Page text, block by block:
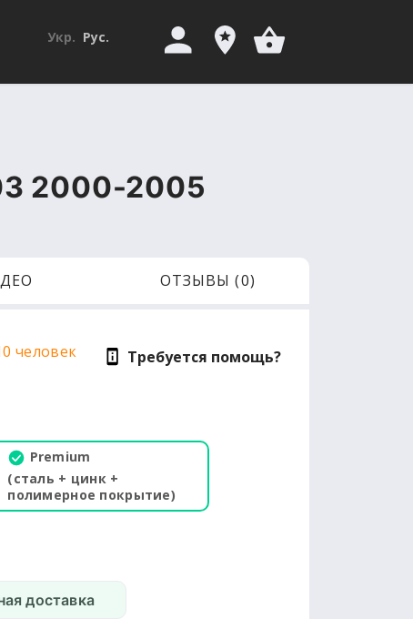
Укр. Рус.
2000-2005
ОТЗЫВЫ (0)
человек
Требуется помощь?
Premium
(сталь + цинк +
полимерное покрытие)
доставка